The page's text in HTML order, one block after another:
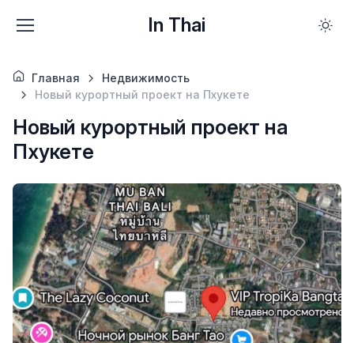
In Thai
Главная
Недвижимость
Новый курортный проект на Пхукете
Новый курортный проект на
Пхукете